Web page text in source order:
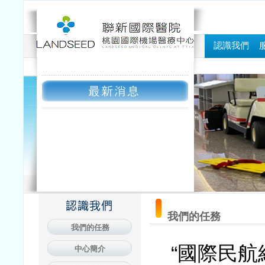
認識我們
我們的任務
中心簡介
我們的任務
“國際民